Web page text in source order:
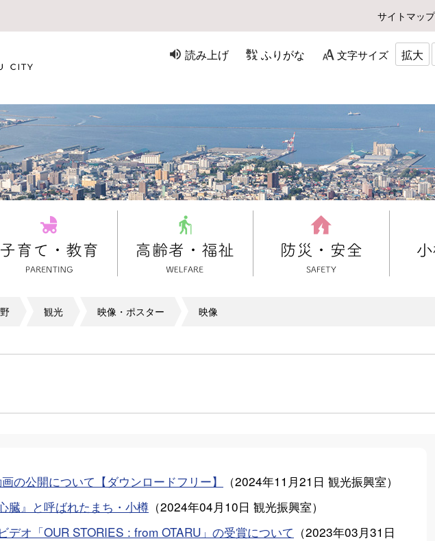
サイトマップ
読み上げ ふりがな 文字サイズ 拡大
観光 映像・ポスター 映像
の公開について【ダウンロードフリー】 （2024年11月21日 観光振興室）
臓』と呼ばれたまち・小樽 （2024年04月10日 観光振興室）
デオ「OUR STORIES : from OTARU」の受賞について （2023年03月31日